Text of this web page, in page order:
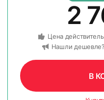
2
Цена
Нашли
В